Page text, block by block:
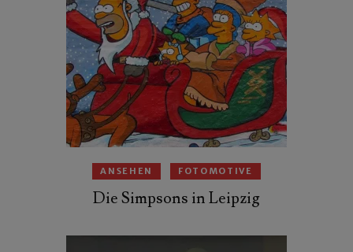
ANSEHEN FOTOMOTIVE
Die Simpsons in Leipzig